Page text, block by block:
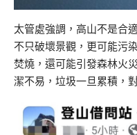
太管處強調，高山不是合
不只破壞景觀，更可能污
焚燒，還可能引發森林火
潔不易，垃圾一旦累積，